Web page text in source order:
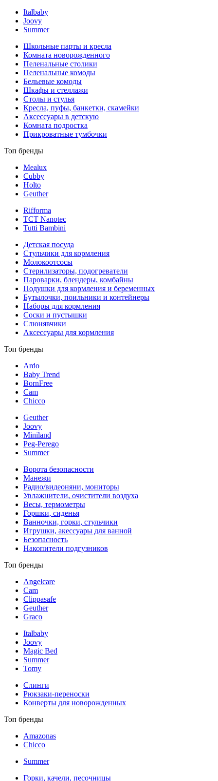
Italbaby
Joovy
Summer
Школьные парты и кресла
Комната новорожденного
Пеленальные столики
Пеленальные комоды
Бельевые комоды
Шкафы и стеллажи
Столы и стулья
Кресла, пуфы, банкетки, скамейки
Аксессуары в детскую
Комната подростка
Прикроватные тумбочки
Топ бренды
Mealux
Cubby
Holto
Geuther
Rifforma
TCT Nanotec
Tutti Bambini
Детская посуда
Стульчики для кормления
Молокоотсосы
Стерилизаторы, подогреватели
Пароварки, блендеры, комбайны
Подушки для кормления и беременных
Бутылочки, поильники и контейнеры
Наборы для кормления
Соски и пустышки
Слюнявчики
Аксессуары для кормления
Топ бренды
Ardo
Baby Trend
BornFree
Cam
Chicco
Geuther
Joovy
Miniland
Peg-Perego
Summer
Ворота безопасности
Манежи
Радио/видеоняни, мониторы
Увлажнители, очистители воздуха
Весы, термометры
Горшки, сиденья
Ванночки, горки, стульчики
Игрушки, акессуары для ванной
Безопасность
Накопители подгузников
Топ бренды
Angelcare
Cam
Clippasafe
Geuther
Graco
Italbaby
Joovy
Magic Bed
Summer
Tomy
Слинги
Рюкзаки-переноски
Конверты для новорожденных
Топ бренды
Amazonas
Chicco
Summer
Горки, качели, песочницы